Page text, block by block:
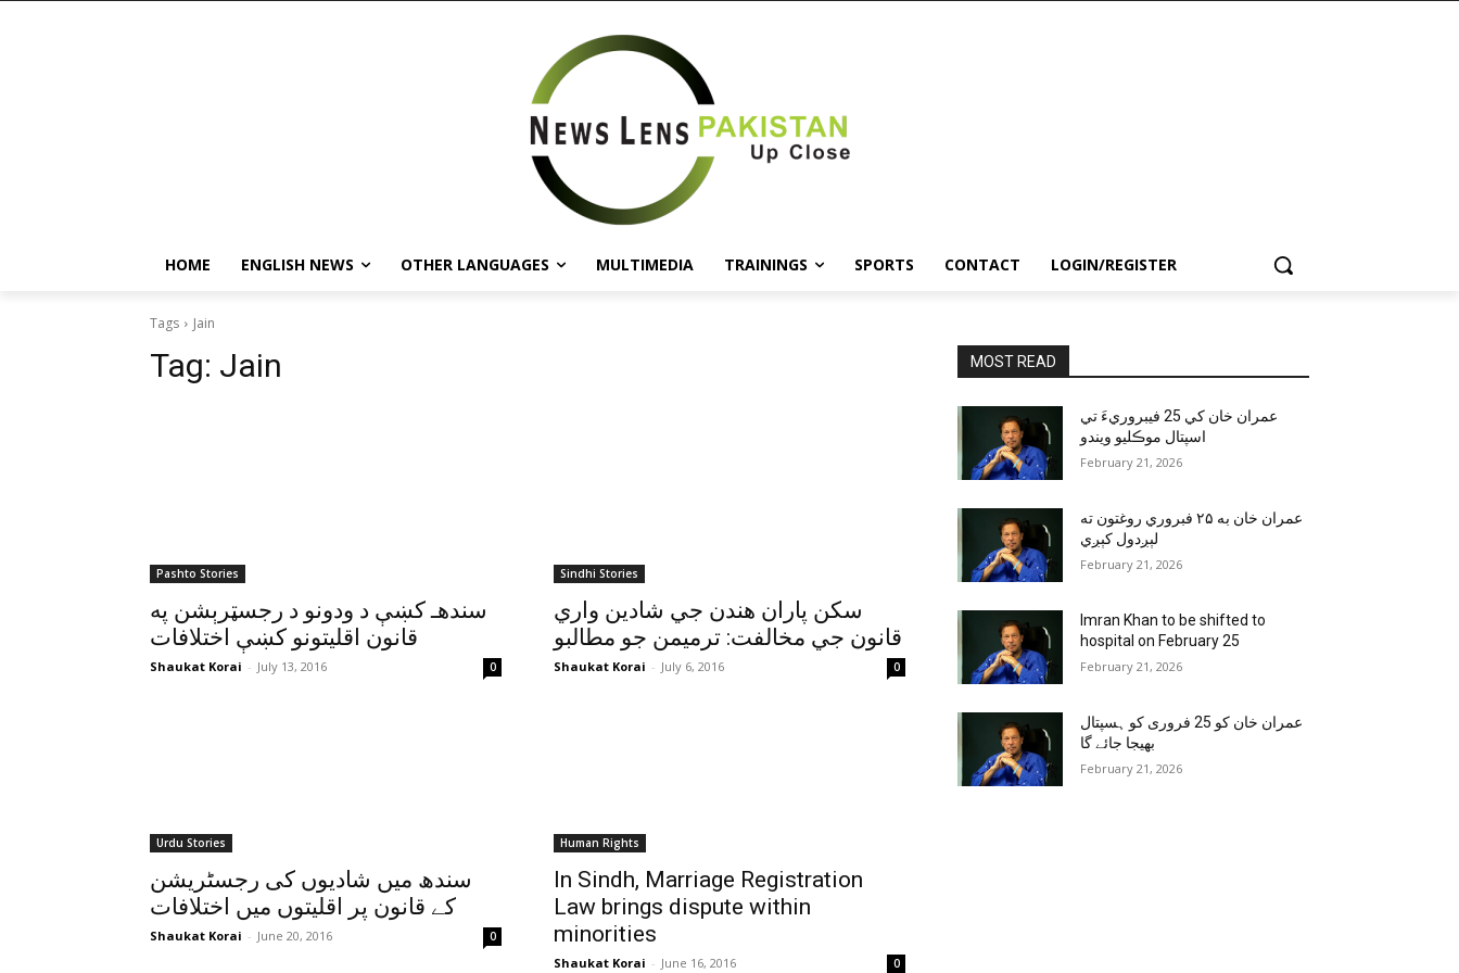
HOME ENGLISH NEWS OTHER LANGUAGES MULTIMEDIA TRAININGS SPORTS CONTACT LOGIN/REGISTER
Tags Jain
Tag: Jain
Pashto Stories
سندهـ کښې د ودونو د رجسټرېشن په
قانون اقليتونو کښې اختلافات
Shaukat Korai - July 13, 2016 0
Sindhi Stories
سکن پاران هندن جي شادين واري
قانون جي مخالفت: ترميمن جو مطالبو
Shaukat Korai - July 6, 2016 0
Urdu Stories
سندھ میں شادیوں کی رجسٹریشن
کے قانون پر اقلیتوں میں اختلافات
Shaukat Korai - June 20, 2016 0
Human Rights
In Sindh, Marriage Registration
Law brings dispute within
minorities
Shaukat Korai - June 16, 2016 0
MOST READ
عمران خان کي 25 فيبروريءَ تي
اسپتال موڪليو ويندو
February 21, 2026
عمران خان به ۲۵ فبروري روغتون ته
لېږدول کېږي
February 21, 2026
Imran Khan to be shifted to
hospital on February 25
February 21, 2026
عمران خان کو 25 فروری کو ہسپتال
بھیجا جائے گا
February 21, 2026